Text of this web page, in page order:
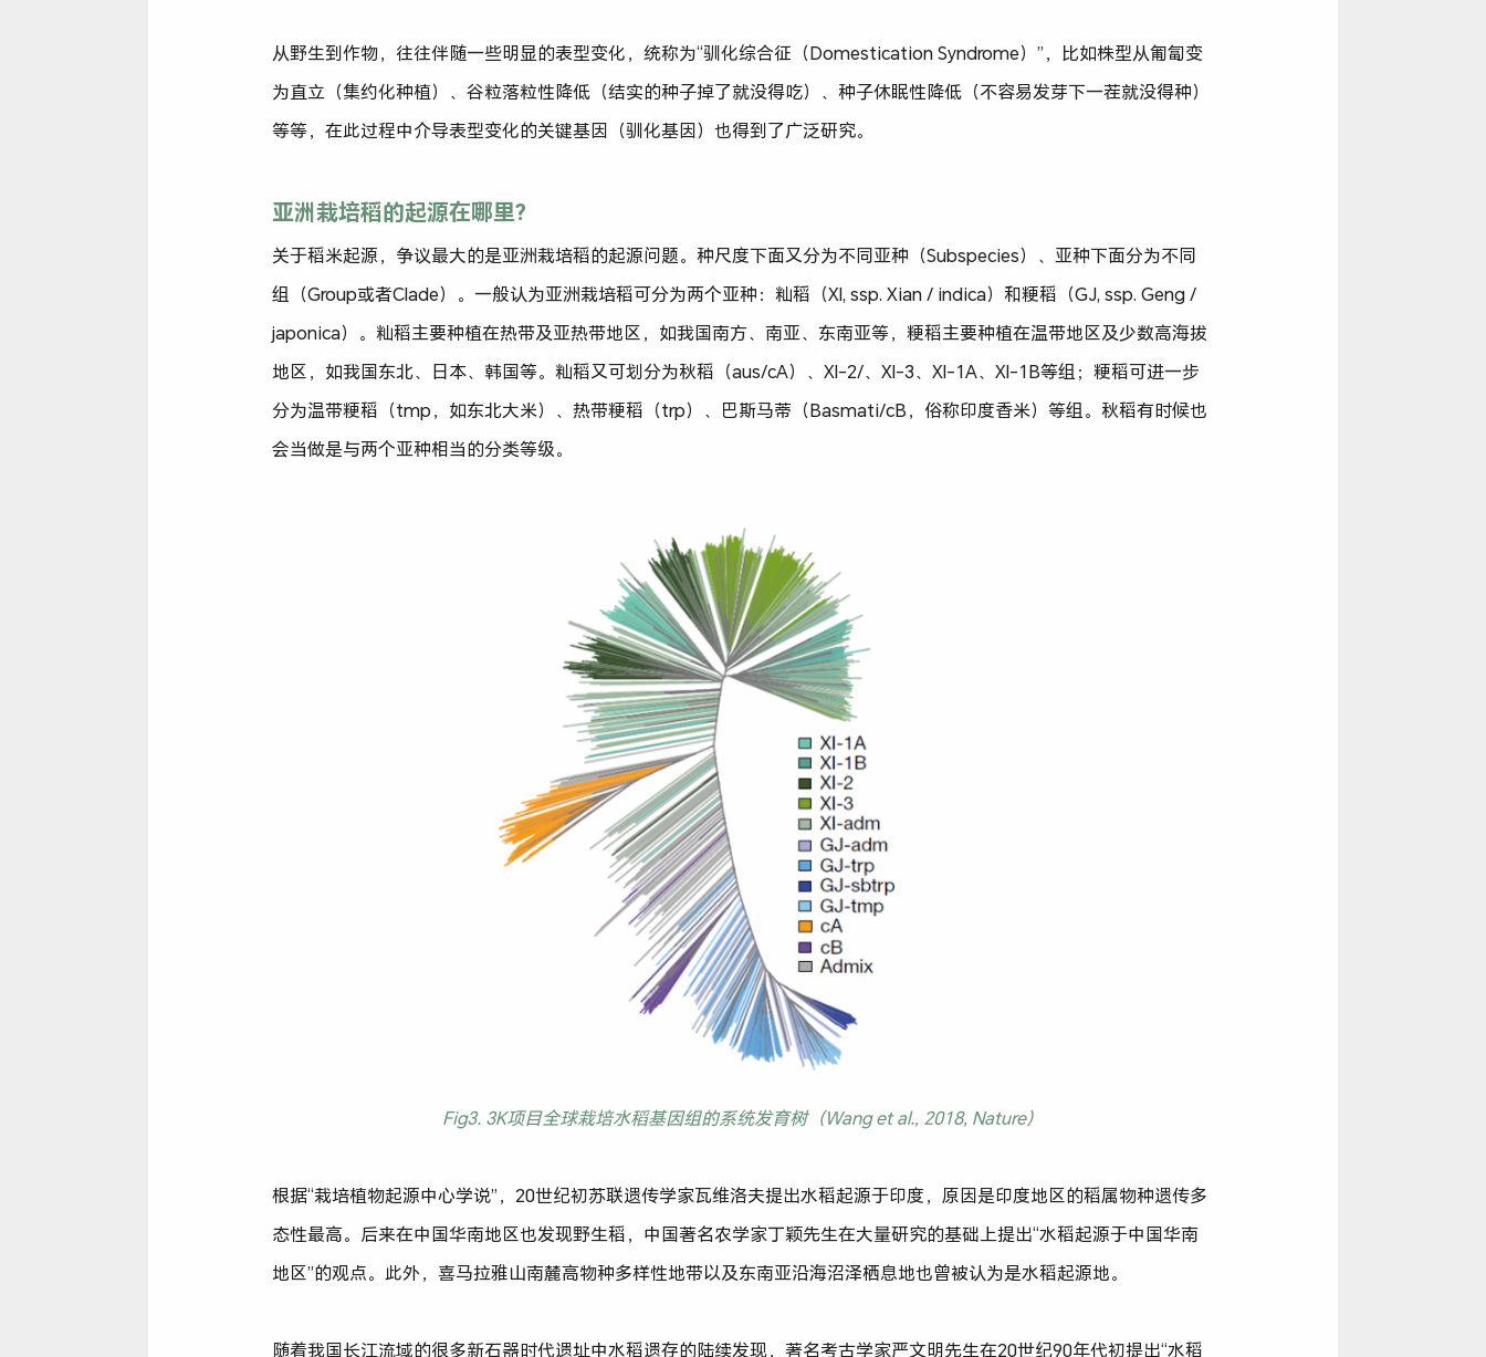
从野生到作物，往往伴随一些明显的表型变化，统称为“驯化综合征（Domestication Syndrome）”，比如株型从匍匐变
为直立（集约化种植）、谷粒落粒性降低（结实的种子掉了就没得吃）、种子休眠性降低（不容易发芽下一茬就没得种）
等等，在此过程中介导表型变化的关键基因（驯化基因）也得到了广泛研究。
亚洲栽培稻的起源在哪里?
关于稻米起源，争议最大的是亚洲栽培稻的起源问题。种尺度下面又分为不同亚种（Subspecies）、亚种下面分为不同
组（Group或者Clade）。一般认为亚洲栽培稻可分为两个亚种：籼稻（XI, ssp. Xian / indica）和粳稻（GJ, ssp. Geng /
japonica）。籼稻主要种植在热带及亚热带地区，如我国南方、南亚、东南亚等，粳稻主要种植在温带地区及少数高海拔
地区，如我国东北、日本、韩国等。籼稻又可划分为秋稻（aus/cA）、XI-2/、XI-3、XI-1A、XI-1B等组；粳稻可进一步
分为温带粳稻（tmp，如东北大米）、热带粳稻（trp）、巴斯马蒂（Basmati/cB，俗称印度香米）等组。秋稻有时候也
会当做是与两个亚种相当的分类等级。
Fig3. 3K项目全球栽培水稻基因组的系统发育树（Wang et al., 2018, Nature）
根据“栽培植物起源中心学说”，20世纪初苏联遗传学家瓦维洛夫提出水稻起源于印度，原因是印度地区的稻属物种遗传多
态性最高。后来在中国华南地区也发现野生稻，中国著名农学家丁颖先生在大量研究的基础上提出“水稻起源于中国华南
地区”的观点。此外，喜马拉雅山南麓高物种多样性地带以及东南亚沿海沼泽栖息地也曾被认为是水稻起源地。
随着我国长江流域的很多新石器时代遗址中水稻遗存的陆续发现，著名考古学家严文明先生在20世纪90年代初提出“水稻